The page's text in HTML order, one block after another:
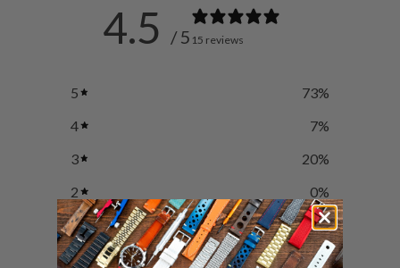
4.5 / 5 15 reviews
5 73%
4
7%
3
20%
2
0%
1
0%